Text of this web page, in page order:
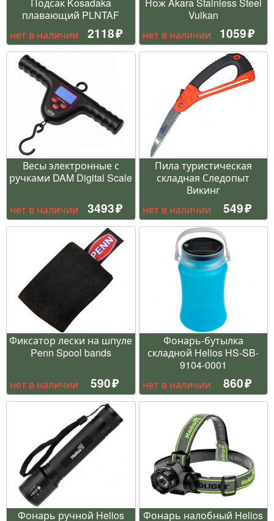
плавающий PLNTAF
нет в наличии
2118
Vulkan
нет в наличии
1059
Весы электронные с
ручками DAM Digital Scale
нет в наличии 3493
Пила туристическая
складная Следопыт
Викинг
нет в наличии
549
Фиксатор лески на шпуле
Penn Spool bands
нет в наличии 590
Фонарь-бутылка
складной Helios HS-SB-
9104-0001
нет в наличии
860
Фонарь ручной Helios
Фонарь налобный Helios